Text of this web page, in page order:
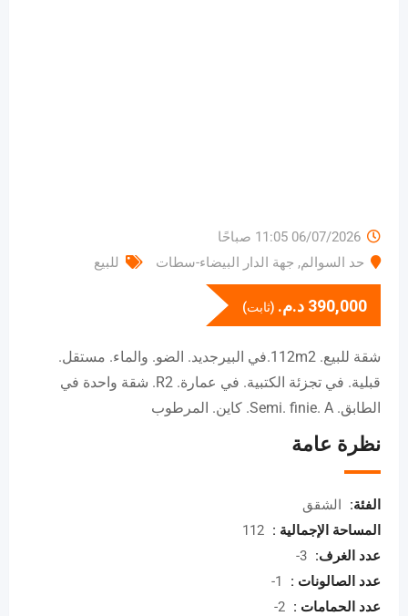
06/07/2026 11:05 صباحًا
حد السوالم, جهة الدار البيضاء-سطات للبيع
390,000 د.م. (ثابت)
شقة للبيع. 112m2.في البيرجديد. الضو. والماء. مستقل.
قبلية. في تجزئة الكتبية. في عمارة. R2. شقة واحدة في
الطابق. Semi. finie. A. كاين. المرطوب
نظرة عامة
الفئة:
الشقق
المساحة الإجمالية : 112
عدد الغرف: 3-
عدد الصالونات :
1-
عدد الحمامات : 2-